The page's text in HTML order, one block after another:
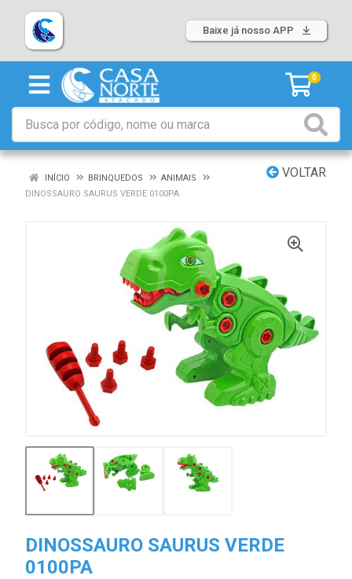
Baixe já nosso APP
0
VOLTAR
INÍCIO BRINQUEDOS
ANIMAIS
DINOSSAURO SAURUS VERDE 0100PA
DINOSSAURO SAURUS VERDE
0100PA